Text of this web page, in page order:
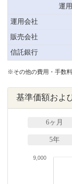
運
運用会社
販売会社
信託銀行
※その他の費用・手数
基準価額およ
6ヶ月
5年
9,000